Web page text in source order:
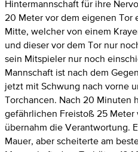
Hintermannschaft für ihre
20 Meter vor dem eigenen Tor
Mitte, welcher von einem
und dieser vor dem Tor nur
sein Mitspieler nur noch
Mannschaft ist nach dem
jetzt mit Schwung nach vorne
Torchancen. Nach 20 Minuten
gefährlichen Freistoß 25 Meter
übernahm die Verantwortung.
Mauer, aber scheiterte am